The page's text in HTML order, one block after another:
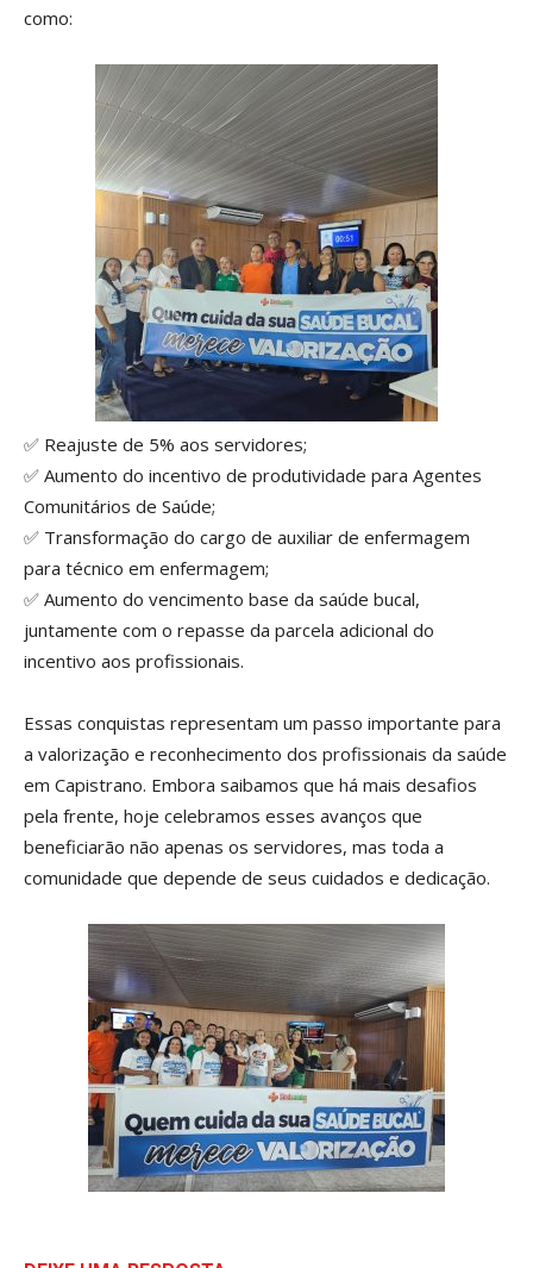
como:
✅ Reajuste de 5% aos servidores;
✅ Aumento do incentivo de produtividade para Agentes
Comunitários de Saúde;
✅ Transformação do cargo de auxiliar de enfermagem
para técnico em enfermagem;
✅ Aumento do vencimento base da saúde bucal,
juntamente com o repasse da parcela adicional do
incentivo aos profissionais.
Essas conquistas representam um passo importante para
a valorização e reconhecimento dos profissionais da saúde
em Capistrano. Embora saibamos que há mais desafios
pela frente, hoje celebramos esses avanços que
beneficiarão não apenas os servidores, mas toda a
comunidade que depende de seus cuidados e dedicação.